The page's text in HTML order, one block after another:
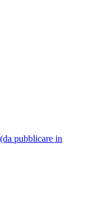
pubblicare in